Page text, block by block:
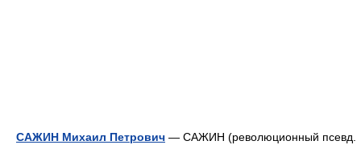
САЖИН Михаил Петрович — САЖИН (революционный псевд.